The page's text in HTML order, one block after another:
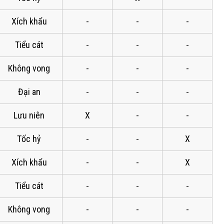
Xích khẩu - - -
Tiểu cát - - -
Không vong - - -
Đại an - - -
Lưu niên X - -
Tốc hỷ - - X
Xích khẩu - - X
Tiểu cát - - -
Không vong - - -